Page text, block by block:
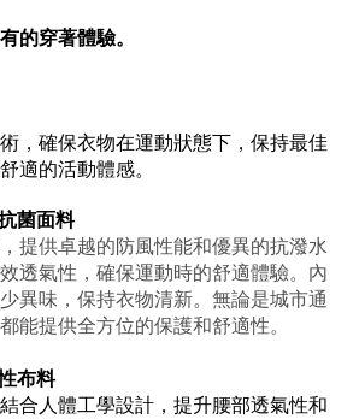
的穿著體驗。
，確保衣物在運動狀態下，保持最佳
適的活動體感。
菌面料
，提供卓越的防風性能和優異的抗潑水
透氣性，確保運動時的舒適體驗。內
異味， 保持衣物清新。無論是城市通
能提供全方位的保護和舒適性。
布料
合人體工學設計，提升腰部透氣性和